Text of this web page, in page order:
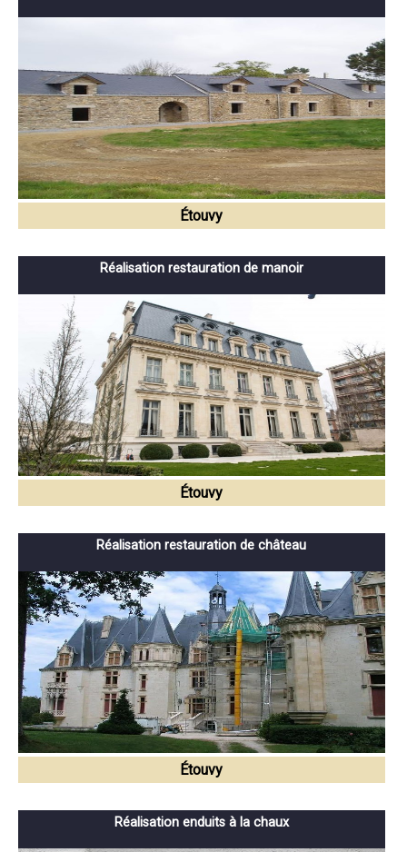
Étouvy
Réalisation restauration de manoir
Étouvy
Réalisation restauration de château
Étouvy
Réalisation enduits à la chaux